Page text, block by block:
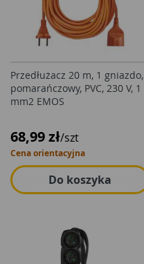
Przedłużacz 20 m, 1 gniazdo,
pomarańczowy, PVC, 230 V, 1
mm2 EMOS
68,99 zł/szt
Cena orientacyjna
Do koszyka